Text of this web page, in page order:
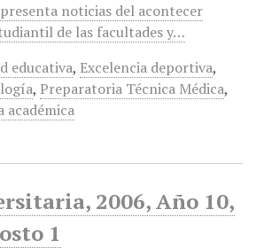
noticias del acontecer
de las facultades y…
educativa, Excelencia deportiva,
, Preparatoria Técnica Médica,
académica
2006, Año 10,
1